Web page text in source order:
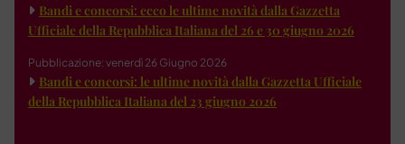
Bandi e concorsi: ecco le ultime novità dalla Gazzetta
Ufficiale della Repubblica Italiana del 26 e 30 giugno 2026
Pubblicazione: venerdì 26 Giugno 2026
Bandi e concorsi: le ultime novità dalla Gazzetta Ufficiale
della Repubblica Italiana del 23 giugno 2026